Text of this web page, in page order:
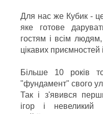
Для нас же Кубик -
яке готове
гостям і всім
цікавих приємностей
Більше 10 років
"фундамент" свого
Так і з'явився
ігор і невеликий